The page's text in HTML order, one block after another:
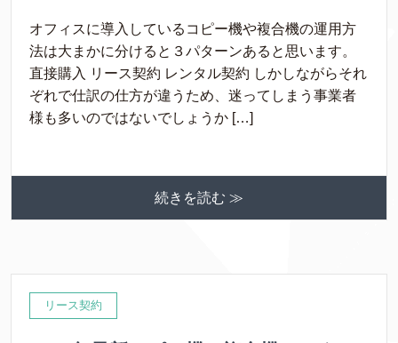
オフィスに導入しているコピー機や複合機の運用方
法は大まかに分けると３パターンあると思います。
直接購入 リース契約 レンタル契約 しかしながらそれ
ぞれで仕訳の仕方が違うため、迷ってしまう事業者
様も多いのではないでしょうか […]
続きを読む ≫
リース契約